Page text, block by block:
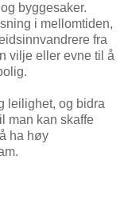
byggesaker.
i mellomtiden,
fra
vilje eller evne til å
leilighet, og bidra
man kan skaffe
ha høy